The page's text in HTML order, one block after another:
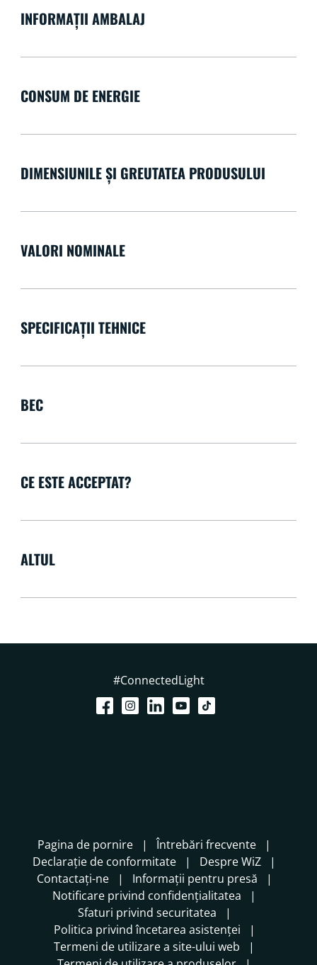
INFORMAȚII AMBALAJ
CONSUM DE ENERGIE
DIMENSIUNILE ȘI GREUTATEA PRODUSULUI
VALORI NOMINALE
SPECIFICAȚII TEHNICE
BEC
CE ESTE ACCEPTAT?
ALTUL
#ConnectedLight
Pagina de pornire
Întrebări frecvente
Declarație de conformitate
Despre WiZ
Contactați-ne
Informații pentru presă
Notificare privind confidențialitatea
Sfaturi privind securitatea
Politica privind încetarea asistenței
Termeni de utilizare a site-ului web